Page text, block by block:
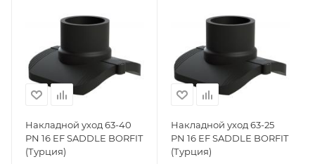
Накладной уход 63-40
PN 16 EF SADDLE BORFIT
(Турция)
Накладной уход 63-25
PN 16 EF SADDLE BORFIT
(Турция)